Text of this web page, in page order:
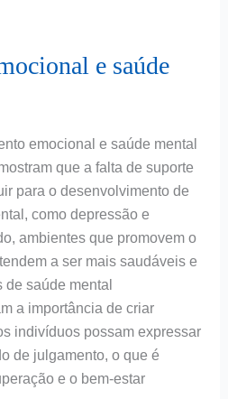
e saúde
emocional e saúde mental
que a falta de suporte
para o desenvolvimento de
como depressão e
ambientes que promovem o
a ser mais saudáveis e
saúde mental
a importância de criar
indivíduos possam expressar
de julgamento, o que é
e o bem-estar